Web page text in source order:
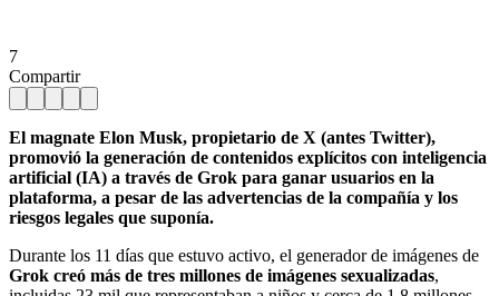
7
Compartir
El magnate Elon Musk, propietario de X (antes Twitter),
promovió la generación de contenidos explícitos con inteligencia
artificial (IA) a través de Grok para ganar usuarios en la
plataforma, a pesar de las advertencias de la compañía y los
riesgos legales que suponía.
Durante los 11 días que estuvo activo, el generador de imágenes de
Grok creó más de tres millones de imágenes sexualizadas,